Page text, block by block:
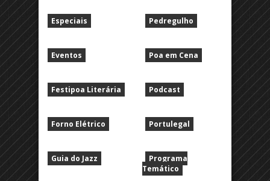
Especiais
Eventos
Festipoa Literária
Forno Elétrico
Guia do Jazz
Pedregulho
Poa em Cena
Podcast
Portulegal
Programa
Temático